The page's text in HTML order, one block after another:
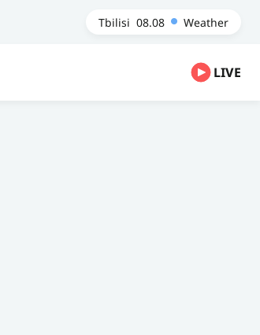
Tbilisi 08.08 Weather
LIVE